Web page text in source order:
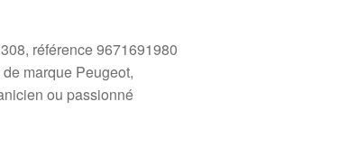
référence 9671691980
marque Peugeot,
ou passionné